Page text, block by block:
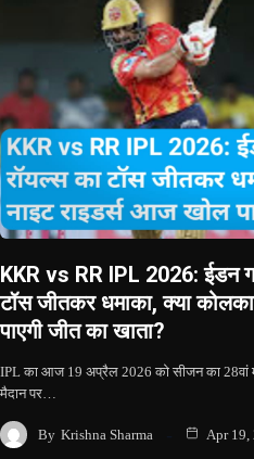
KKR vs RR IPL 2026: ईडन
टॉस जीतकर धमाका, क्या
पाएगी जीत का खाता?
IPL का आज 19 अप्रैल 2026 को सीजन का 28वां
मैदान पर…
By Krishna Sharma Apr 19,